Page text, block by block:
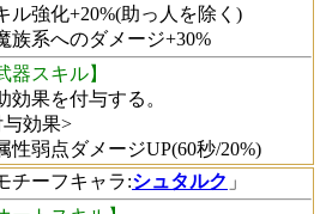
ル強化+20%(助っ人を除く)
族系へのダメージ+30%
器スキル】
効果を付与する。
与効果>
性弱点ダメージUP(60秒/20%)
チーフキャラ:シュタルク 」